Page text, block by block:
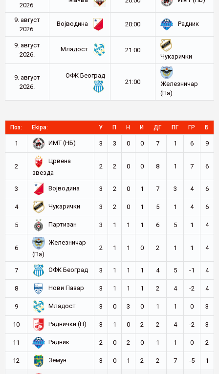
2026.
9. август
2026.
Војводина 20:00 Радник
9. август
2026.
Младост
21:00
Чукарички
9. август
2026.
ОФК Београд
21:00
Железничар
(Па)
Поз: Ekipa: У П Н И ДГ ПГ ГР Б
1 ИМТ (НБ) 3 3 0 0 7 1 6 9
2
Црвена
звезда
2 2 0 0 8 1 7 6
3 Војводина 3 2 0 1 7 3 4 6
4 Чукарички 3 2 0 1 5 1 4 6
5 Партизан 3 1 1 1 6 5 1 4
6
Железничар
(Па)
2 1 1 0 2 1 1 4
7 ОФК Београд 3 1 1 1 4 5 -1 4
8 Нови Пазар 3 1 1 1 2 4 -2 4
9 Младост 3 0 3 0 1 1 0 3
10 Раднички (Н) 3 1 0 2 2 4 -2 3
11 Радник 2 0 2 0 1 1 0 2
12 Земун 3 0 1 2 2 7 -5 1